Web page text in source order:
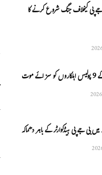
پی کیخلاف جنگ شروع کرنے کا
موت
بی جے پی ہیڈکوارٹر کے باہر دھماکہ